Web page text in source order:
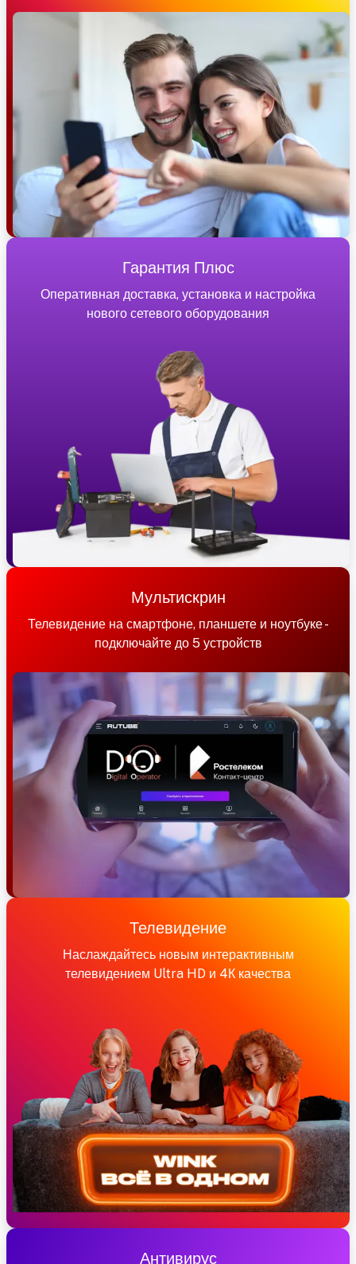
Гарантия Плюс
Оперативная доставка, установка и настройка
нового сетевого оборудования
Мультискрин
Телевидение на смартфоне, планшете и ноутбуке -
подключайте до 5 устройств
Телевидение
Наслаждайтесь новым интерактивным
телевидением Ultra HD и 4К качества
Антивирус